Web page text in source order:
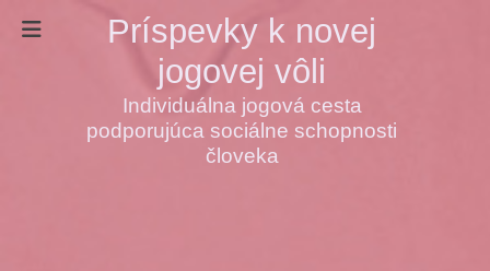
Príspevky k novej
jogovej vôli
Individuálna jogová cesta
podporujúca sociálne schopnosti
človeka